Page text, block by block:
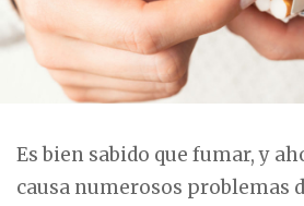
Es bien sabido que fumar, y
causa numerosos problemas